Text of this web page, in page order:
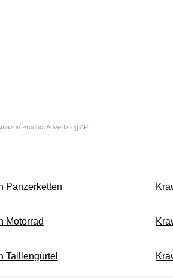
Product Advertising API
Panzer­ketten
Motorrad
Taillen­gürtel